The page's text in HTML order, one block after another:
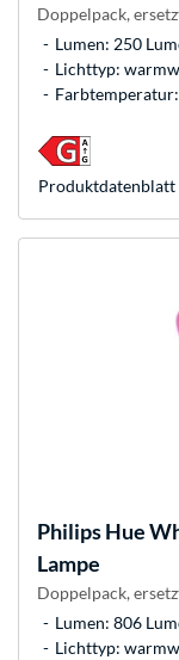
Doppelpack,
Lumen: 250
Lichttyp:
Produkt­datenblatt
Philips Hue
Lampe
Doppelpack,
Lumen: 806
Lichttyp: